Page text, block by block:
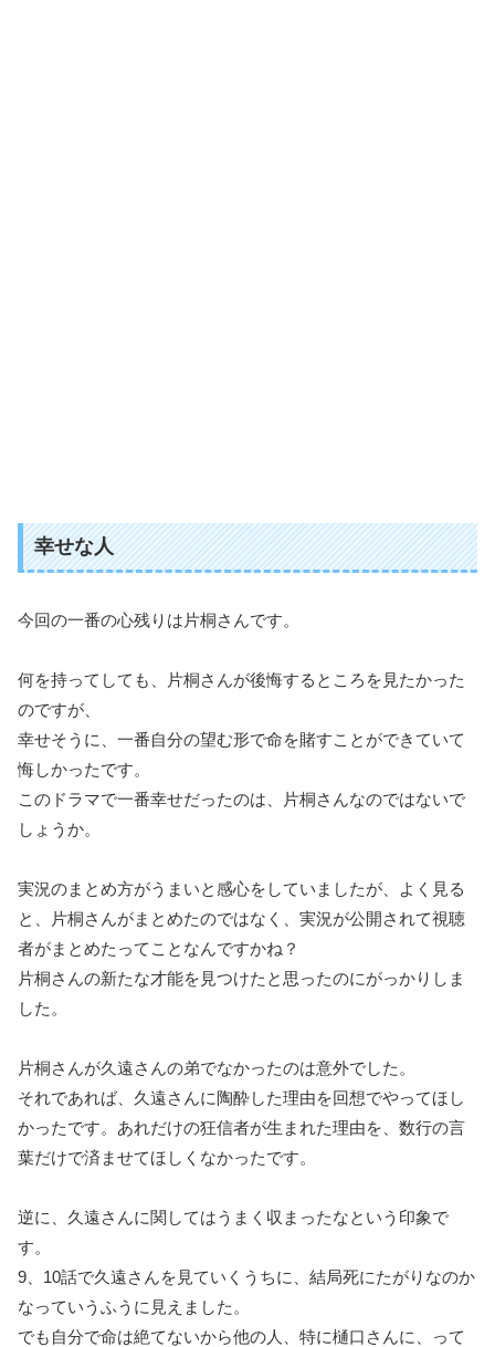
幸せな人
今回の一番の心残りは片桐さんです。
何を持ってしても、片桐さんが後悔するところを見たかった
のですが、
幸せそうに、一番自分の望む形で命を賭すことができていて
悔しかったです。
このドラマで一番幸せだったのは、片桐さんなのではないで
しょうか。
実況のまとめ方がうまいと感心をしていましたが、よく見る
と、片桐さんがまとめたのではなく、実況が公開されて視聴
者がまとめたってことなんですかね？
片桐さんの新たな才能を見つけたと思ったのにがっかりしま
した。
片桐さんが久遠さんの弟でなかったのは意外でした。
それであれば、久遠さんに陶酔した理由を回想でやってほし
かったです。あれだけの狂信者が生まれた理由を、数行の言
葉だけで済ませてほしくなかったです。
逆に、久遠さんに関してはうまく収まったなという印象で
す。
9、10話で久遠さんを見ていくうちに、結局死にたがりなのか
なっていうふうに見えました。
でも自分で命は絶てないから他の人、特に樋口さんに、って